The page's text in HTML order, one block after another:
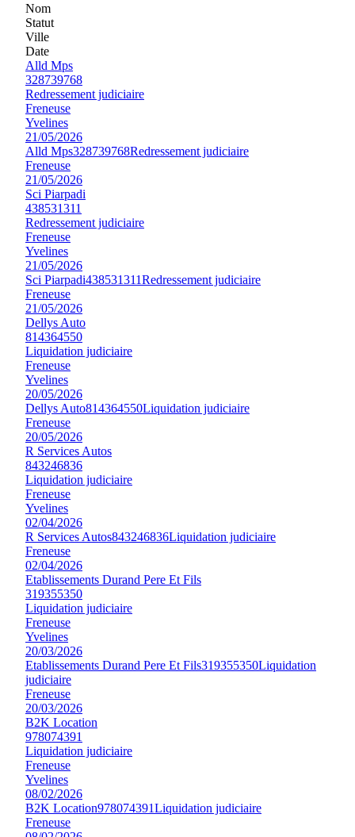
Nom
Statut
Ville
Date
Alld Mps
328739768
Redressement judiciaire
Freneuse
Yvelines
21/05/2026
Alld Mps328739768Redressement judiciaire
Freneuse
21/05/2026
Sci Piarpadi
438531311
Redressement judiciaire
Freneuse
Yvelines
21/05/2026
Sci Piarpadi438531311Redressement judiciaire
Freneuse
21/05/2026
Dellys Auto
814364550
Liquidation judiciaire
Freneuse
Yvelines
20/05/2026
Dellys Auto814364550Liquidation judiciaire
Freneuse
20/05/2026
R Services Autos
843246836
Liquidation judiciaire
Freneuse
Yvelines
02/04/2026
R Services Autos843246836Liquidation judiciaire
Freneuse
02/04/2026
Etablissements Durand Pere Et Fils
319355350
Liquidation judiciaire
Freneuse
Yvelines
20/03/2026
Etablissements Durand Pere Et Fils319355350Liquidation
judiciaire
Freneuse
20/03/2026
B2K Location
978074391
Liquidation judiciaire
Freneuse
Yvelines
08/02/2026
B2K Location978074391Liquidation judiciaire
Freneuse